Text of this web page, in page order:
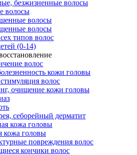
безжизненные волосы
волосы
волосы
волосы
типов волос
(0-14)
волос
кожи головы
волос
очищение кожи головы
себорейный дерматит
кожа головы
кожа головы
повреждения волос
кончики волос